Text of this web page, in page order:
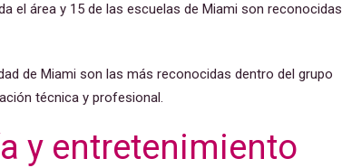
el área y 15 de las escuelas de Miami son reconocidas
de Miami son las más reconocidas dentro del grupo
técnica y profesional.
y entretenimiento